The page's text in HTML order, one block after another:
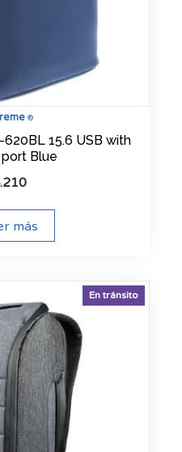
®
15.6 USB with
Blue
más
En tránsito